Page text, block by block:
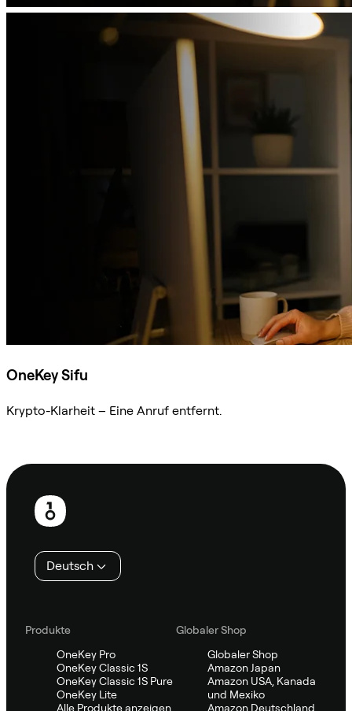
OneKey Sifu
Krypto-Klarheit – Eine Anruf entfernt.
Fußzeile
Deutsch
Produkte
OneKey Pro
OneKey Classic 1S
OneKey Classic 1S Pure
OneKey Lite
Alle Produkte anzeigen
Globaler Shop
Globaler Shop
Amazon Japan
Amazon USA, Kanada
und Mexiko
Amazon Deutschland